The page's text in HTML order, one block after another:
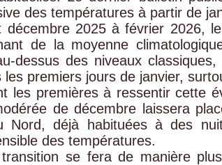
des températures à partir de
décembre 2025 à février 2026,
de la moyenne
dessus des niveaux
premiers jours de janvier,
les premières à ressentir cette
de décembre laissera
Nord, déjà habituées à des
des températures.
se fera de manière